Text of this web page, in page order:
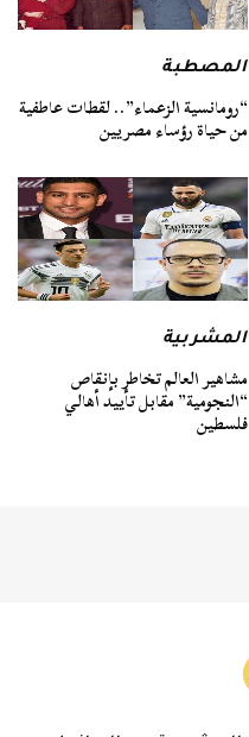
المصطبة
“رومانسية الزعماء”.. لقطات عاطفية
من حياة رؤساء مصريين
المشربية
مشاهير العالم تخاطر بإنقاص
“النجومية” مقابل تأييد أهالي
فلسطين